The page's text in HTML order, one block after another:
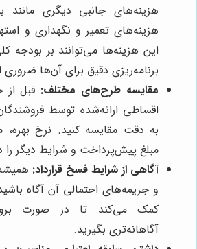
هزینه‌های جانبی دیگری مانند
هزینه‌های تعمیر و نگهداری و
این هزینه‌ها می‌توانند بر بودجه
برنامه‌ریزی دقیق برای آن‌ها
مقایسه طرح‌های مختلف: قبل
اقساطی ارائه‌شده توسط
به دقت مقایسه کنید. نرخ بهره،
مبلغ پیش‌پرداخت و شرایط دیگر را
آگاهی از شرایط فسخ قرارداد:
و جریمه‌های احتمالی آن آگاه
کمک می‌کند تا در صورت
آگاهانه‌تری بگیرید.